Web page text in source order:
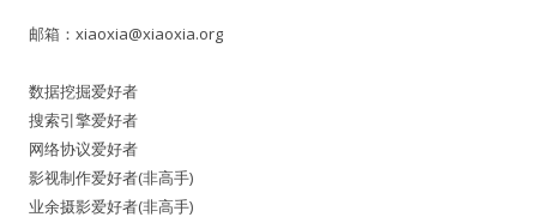
邮箱： xiaoxia@xiaoxia.org
数据挖掘爱好者
搜索引擎爱好者
网络协议爱好者
影视制作爱好者(非高手)
业余摄影爱好者(非高手)